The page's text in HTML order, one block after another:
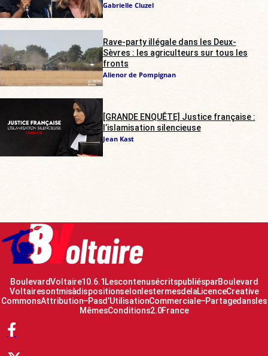
Gabrielle Cluzel
Rave-party illégale dans les Deux-
Sèvres : les agriculteurs sur tous les
fronts
Alienor de Pompignan
[GRANDE ENQUÊTE] Justice française :
l’islamisation silencieuse
Jean Kast
Boulevard Voltaire 10.6.1 Les contenus écrits publiés par Boulevard
Voltaire sont mis à disposition selon les termes de la Licence Creative
Commons Attribution – Pas d’Utilisation Commerciale – Partage dans les
Mêmes Conditions 2.0 France